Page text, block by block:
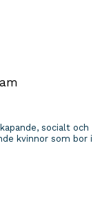
socialt och
kvinnor som bor i